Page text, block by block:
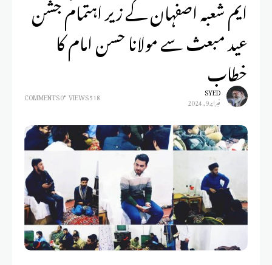
ایم شعبہ اصفہان کے زیر اہتمام جشن
عید مبعث سے مولانا حسن امام کا
خطاب
SYED
فبراير 9, 2024 518 VIEWS
0 COMMENTS